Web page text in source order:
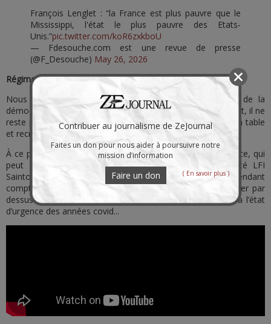
François Lenglet : “la France est plus pauvre que le
Mississippi, l'état le plus pauvre des Etats-
Unis.”pic.twitter.com/koR6zxkboU
— Fdesouche.com est une revue de presse
(@F_Desouche) May 26, 2026
Régime d’exception en vue
Nous sommes au bout du mensonge de l’alternance, de la
démocratie privatisée, de la fausse république. Honnêtement, il ne
reste plus que la guerre à notre oligarchie pour renverser la table
et recréer un nouveau cycle.
À ce propos, une petit loi scélérate vient de passer en douce, qui
peut donner des sueurs froides aux patriotes. Le député LFI
Saintoul résume le problème sur Le Média TV, en se rendant
compte que l’exécutif, une fois de plus, se prépare à passer par
dessus l’Assemblée. Malheureusement, ce député croyait à l’état
d’urgence des années covid...
Contribuer au journalisme de ZeJournal
Faites un don pour nous aider à poursuivre notre
mission d’information
Faire un don ( En savoir plus )